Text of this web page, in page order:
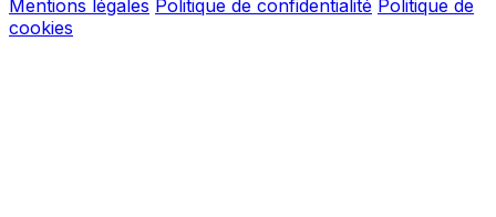
Mentions légales Politique de confidentialité Politique de
cookies